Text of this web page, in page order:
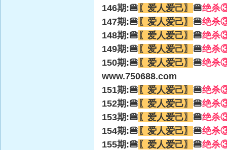
146期:🍔 〖爱人爱己〗 🍔绝杀
147期:🍔 〖爱人爱己〗 🍔绝杀
148期:🍔 〖爱人爱己〗 🍔绝杀
149期:🍔 〖爱人爱己〗 🍔绝杀
150期:🍔 〖爱人爱己〗 🍔绝杀
www.750688.com
151期:🍔 〖爱人爱己〗 🍔绝杀
152期:🍔 〖爱人爱己〗 🍔绝杀
153期:🍔 〖爱人爱己〗 🍔绝杀
154期:🍔 〖爱人爱己〗 🍔绝杀
155期:🍔 〖爱人爱己〗 🍔绝杀